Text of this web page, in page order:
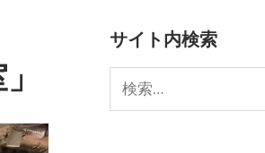
サイト内検索
索: